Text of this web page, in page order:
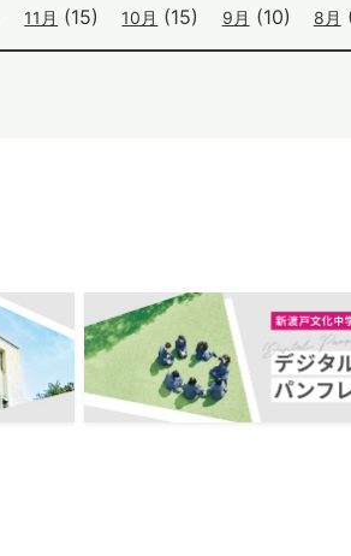
11月 (15) 10月 (15) 9月 (10) 8月